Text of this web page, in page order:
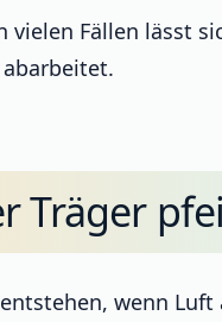
vielen Fällen lässt
Träger
wenn